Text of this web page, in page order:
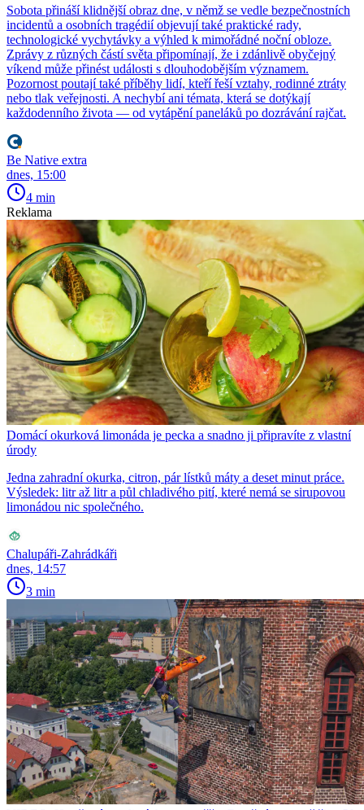
Sobota přináší klidnější obraz dne, v němž se vedle bezpečnostních
incidentů a osobních tragédií objevují také praktické rady,
technologické vychytávky a výhled k mimořádné noční obloze.
Zprávy z různých částí světa připomínají, že i zdánlivě obyčejný
víkend může přinést události s dlouhodobějším významem.
Pozornost poutají také příběhy lidí, kteří řeší vztahy, rodinné ztráty
nebo tlak veřejnosti. A nechybí ani témata, která se dotýkají
každodenního života — od vytápění paneláků po dozrávání rajčat.
Be Native extra
dnes, 15:00
4 min
Reklama
Domácí okurková limonáda je pecka a snadno ji připravíte z vlastní
úrody
Jedna zahradní okurka, citron, pár lístků máty a deset minut práce.
Výsledek: litr až litr a půl chladivého pití, které nemá se sirupovou
limonádou nic společného.
Chalupáři-Zahrádkáři
dnes, 14:57
3 min